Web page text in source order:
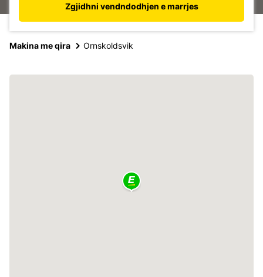
Zgjidhni vendndodhjen e marrjes
Makina me qira Ornskoldsvik